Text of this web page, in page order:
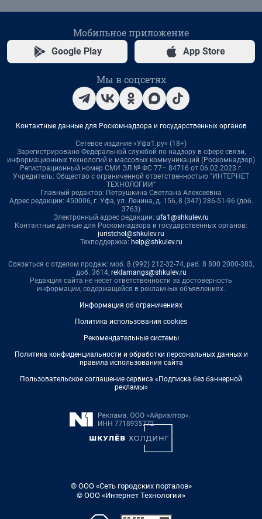
Мобильное приложение
Google Play App Store
Мы в соцсетях
Контактные данные для Роскомнадзора и государственных органов
Сетевое издание «Уфа1.ру» (18+)
Зарегистрировано Федеральной службой по надзору в сфере связи,
информационных технологий и массовых коммуникаций (Роскомнадзор)
Регистрационный номер СМИ ЭЛ № ФС 77– 84716 от 06.02.2023 г.
Учредитель: Общество с ограниченной ответственностью "ИНТЕРНЕТ
ТЕХНОЛОГИИ"
Главный редактор: Петрушкина Светлана Алексеевна
Адрес редакции: 450006, г. Уфа, ул. Ленина, д. 156, 8 (347) 286-51-96 (доб.
3763)
Электронный адрес редакции: ufa1@shkulev.ru
Контактные данные для Роскомнадзора и государственных органов:
juristchel@shkulev.ru
Техподдержка: help@shkulev.ru
Связаться с отделом продаж: моб. 8 (992) 212-32-74, раб. 8 800 2000-383,
доб. 3614, reklamangs@shkulev.ru
Редакция сайта не несет ответственности за достоверность
информации, содержащейся в рекламных объявлениях.
Информация об ограничениях
Политика использования cookies
Рекомендательные системы
Политика конфиденциальности и обработки персональных данных и
правила использования сайта
Пользовательское соглашение сервиса «Подписка без баннерной
рекламы»
© ООО «Сеть городских порталов»
© ООО «Интернет Технологии»